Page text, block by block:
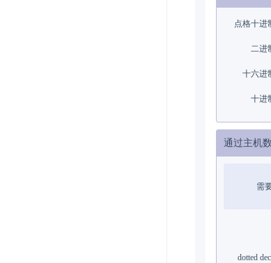
点格十进
二进
十六进
十进
通过主机
需
dotted